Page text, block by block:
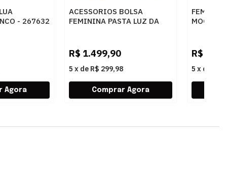
- 267632
ACESSORIOS BOLSA
FEMININA PASTA LUZ DA
R$ 1.499,90
5 x de R$ 299,98
R$
5 x de